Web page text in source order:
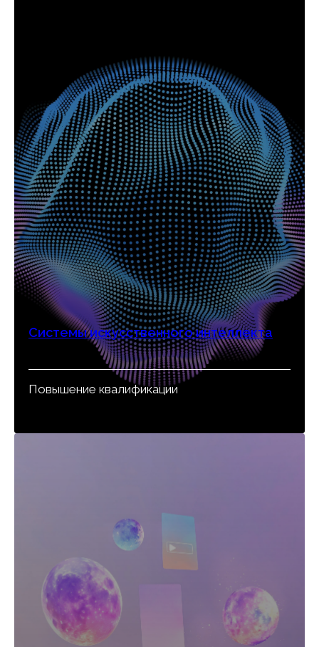
Системы искусственного интеллекта
Повышение квалификации